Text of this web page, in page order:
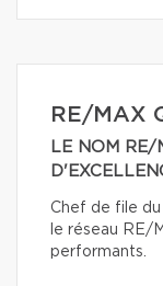
RE/MAX
LE NOM RE/
Chef de file
le réseau RE/
performants.